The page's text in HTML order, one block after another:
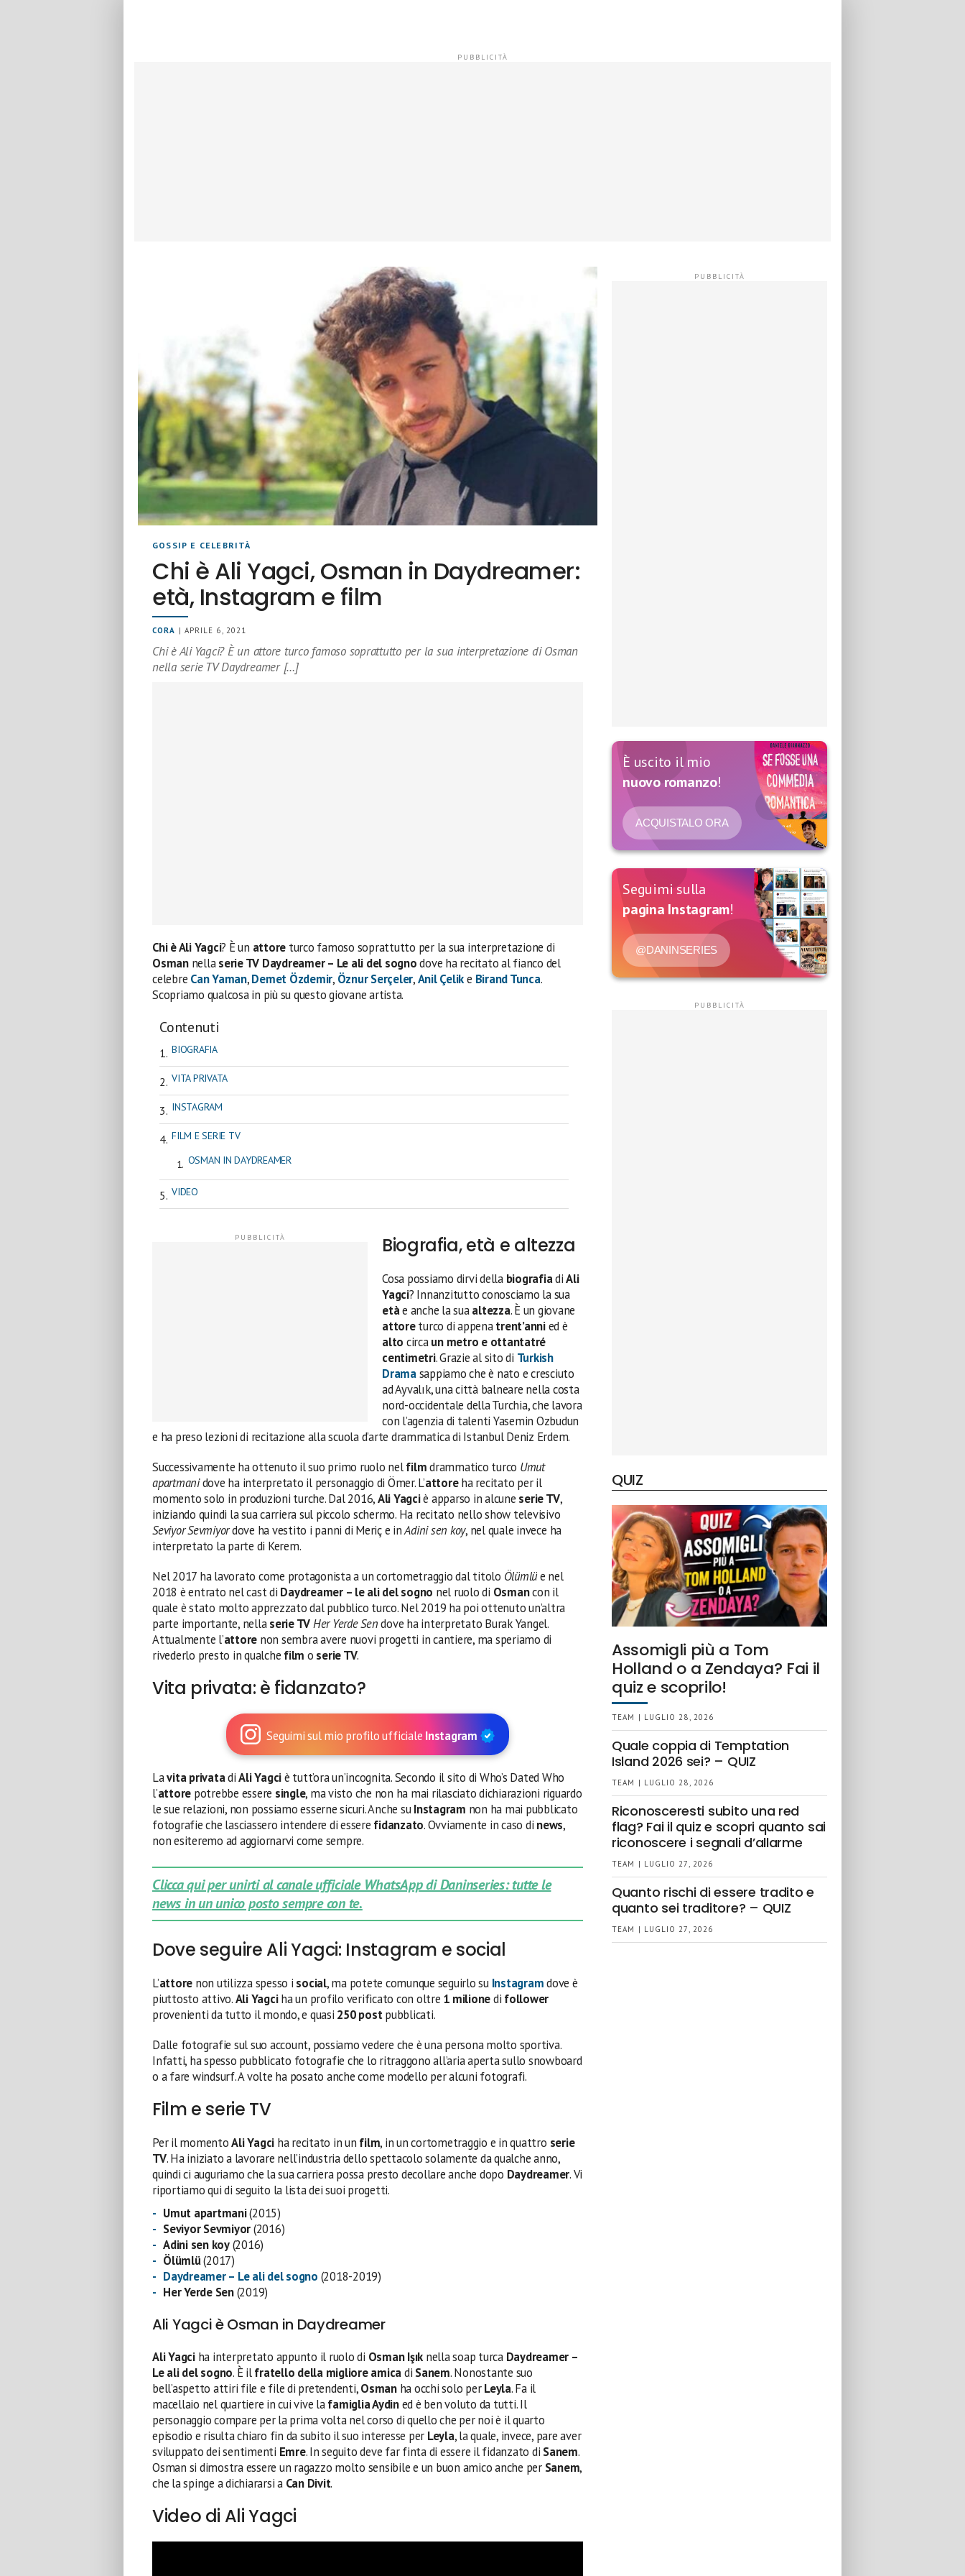
GOSSIP E CELEBRITÀ
Chi è Ali Yagci, Osman in Daydreamer:
età, Instagram e film
CORA | APRILE 6, 2021
Chi è Ali Yagci? È un attore turco famoso soprattutto per la sua interpretazione di Osman
nella serie TV Daydreamer […]
Chi è Ali Yagci? È un attore turco famoso soprattutto per la sua interpretazione di
Osmannellaserie TV Daydreamer – Le ali del sognodove ha recitato al fianco del
celebre Can Yaman,Demet Özdemir, Öznur Serçeler,Anil Çelike Birand Tunca.
Scopriamo qualcosa in più su questo giovane artista.
Contenuti
BIOGRAFIA
VITA PRIVATA
INSTAGRAM
FILM E SERIE TV
OSMAN IN DAYDREAMER
VIDEO
Biografia, età e altezza
Cosa possiamo dirvi della biografiadiAli
Yagci? Innanzitutto conosciamo la sua
etàe anche la suaaltezza. È un giovane
attoreturco di appenatrent’annied è
alto circaun metro e ottantatré
centimetri. Grazie al sito di Turkish
Dramasappiamo che è nato e cresciuto
ad Ayvalık, una città balneare nella costa
nord-occidentale della Turchia, che lavora
con l’agenzia di talenti Yasemin Ozbudun
e ha preso lezioni di recitazione alla scuola d’arte drammatica di Istanbul Deniz Erdem.
Successivamente ha ottenuto il suo primo ruolo nelfilmdrammatico turco Umut
apartmanidove ha interpretato il personaggio di Ömer. L’attoreha recitato per il
momento solo in produzioni turche. Dal 2016,Ali Yagciè apparso in alcune serie TV,
iniziando quindi la sua carriera sul piccolo schermo. Ha recitato nello show televisivo
Seviyor Sevmiyordove ha vestito i panni di Meriç e inAdini sen koy, nel quale invece ha
interpretato la parte di Kerem.
Nel 2017 ha lavorato come protagonista a un cortometraggio dal titolo Ölümlüe nel
2018 è entrato nel cast di Daydreamer – le ali del sogno nel ruolo di Osmancon il
quale è stato molto apprezzato dal pubblico turco. Nel 2019 ha poi ottenuto un’altra
parte importante, nellaserie TVHer Yerde Sendove ha interpretato Burak Yangel.
Attualmente l’attore non sembra avere nuovi progetti in cantiere, ma speriamo di
rivederlo presto in qualche film o serie TV.
Vita privata: è fidanzato?
Seguimi sul mio profilo ufficiale Instagram
Lavita privatadiAli Yagciè tutt’ora un’incognita. Secondo il sito di Who’s Dated Who
l’attore potrebbe essere single, ma visto che non ha mai rilasciato dichiarazioni riguardo
le sue relazioni, non possiamo esserne sicuri. Anche suInstagram non ha mai pubblicato
fotografie che lasciassero intendere di essere fidanzato. Ovviamente in caso di news,
non esiteremo ad aggiornarvi come sempre.
Clicca qui per unirti al canale ufficiale WhatsApp di Daninseries: tutte le
news in un unico posto sempre con te.
Dove seguire Ali Yagci: Instagram e social
L’attore non utilizza spesso i social, ma potete comunque seguirlo su Instagramdove è
piuttosto attivo.Ali Yagciha un profilo verificato con oltre 1 milionedi follower
provenienti da tutto il mondo, e quasi 250 postpubblicati.
Dalle fotografie sul suo account, possiamo vedere che è una persona molto sportiva.
Infatti, ha spesso pubblicato fotografie che lo ritraggono all’aria aperta sullo snowboard
o a fare windsurf. A volte ha posato anche come modello per alcuni fotografi.
Film e serie TV
Per il momentoAli Yagci ha recitato in un film, in un cortometraggio e in quattro serie
TV. Ha iniziato a lavorare nell’industria dello spettacolo solamente da qualche anno,
quindi ci auguriamo che la sua carriera possa presto decollare anche dopo Daydreamer. Vi
riportiamo qui di seguito la lista dei suoi progetti.
Umut apartmani(2015)
Seviyor Sevmiyor(2016)
Adini sen koy(2016)
Ölümlü(2017)
Daydreamer – Le ali del sogno (2018-2019)
Her Yerde Sen(2019)
Ali Yagci è Osman in Daydreamer
Ali Yagciha interpretato appunto il ruolo di Osman Işık nella soap turca Daydreamer –
Le ali del sogno. È ilfratello della migliore amicadi Sanem. Nonostante suo
bell’aspetto attiri file e file di pretendenti,Osmanha occhi solo perLeyla. Fa il
macellaio nel quartiere in cui vive lafamiglia Aydined è ben voluto da tutti. Il
personaggio compare per la prima volta nel corso di quello che per noi è il quarto
episodio e risulta chiaro fin da subito il suo interesse per Leyla, la quale, invece, pare aver
sviluppato dei sentimenti Emre. In seguito deve far finta di essere il fidanzato di Sanem.
Osman si dimostra essere un ragazzo molto sensibile e un buon amico anche perSanem,
che la spinge a dichiararsi a Can Divit.
Video di Ali Yagci
È uscito il mio
nuovo romanzo!
ACQUISTALO ORA
Seguimi sulla
pagina Instagram!
@DANINSERIES
QUIZ
Assomigli più a Tom
Holland o a Zendaya? Fai il
quiz e scoprilo!
TEAM | LUGLIO 28, 2026
Quale coppia di Temptation
Island 2026 sei? – QUIZ
TEAM | LUGLIO 28, 2026
Riconosceresti subito una red
flag? Fai il quiz e scopri quanto sai
riconoscere i segnali d’allarme
TEAM | LUGLIO 27, 2026
Quanto rischi di essere tradito e
quanto sei traditore? – QUIZ
TEAM | LUGLIO 27, 2026